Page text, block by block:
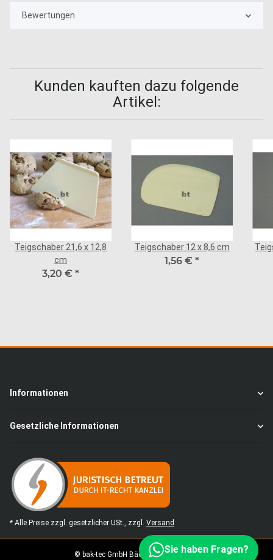
Bewertungen
Kunden kauften dazu folgende
Artikel:
Teigschaber 21,6 x 12,8
cm
3,20 € *
Teigschaber 12 x 8,6 cm
1,56 € *
Informationen
Gesetzliche Informationen
* Alle Preise zzgl. gesetzlicher USt., zzgl. Versand
© bak-tec GmbH BäckereimaschinenSie haben Fragen?